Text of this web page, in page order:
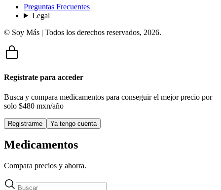
Preguntas Frecuentes
Legal
© Soy Más | Todos los derechos reservados, 2026.
Regístrate para acceder
Busca y compara medicamentos para conseguir el mejor precio por
solo $480 mxn/año
Registrarme Ya tengo cuenta
Medicamentos
Compara precios y ahorra.